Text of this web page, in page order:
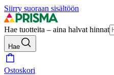
Siirry suoraan sisältöön
Hae tuotteita – aina halvat hinnat
Hae
Ostoskori